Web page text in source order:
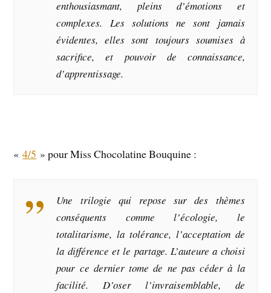
enthousiasmant, pleins d’émotions et
complexes. Les solutions ne sont jamais
évidentes, elles sont toujours soumises à
sacrifice, et pouvoir de connaissance,
d’apprentissage.
«4/5 » pour Miss Chocolatine Bouquine :
Une trilogie qui repose sur des thèmes
conséquents comme l’écologie, le
totalitarisme, la tolérance, l’acceptation de
la différence et le partage. L’auteure a choisi
pour ce dernier tome de ne pas céder à la
facilité. D’oser l’invraisemblable, de